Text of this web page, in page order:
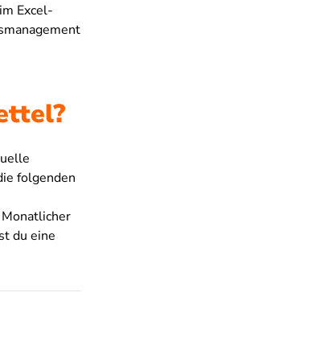
Excel-
folgenden
du eine